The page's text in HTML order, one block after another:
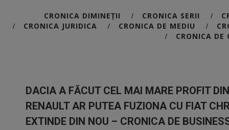
CRONICA DIMINEȚII / CRONICA SERII /
/ CRONICA JURIDICA / CRONICA DE MEDIU /
/ CRONICA DE
DACIA A FĂCUT CEL MAI MARE PROFIT
RENAULT AR PUTEA FUZIONA CU FIAT
EXTINDE DIN NOU – CRONICA DE